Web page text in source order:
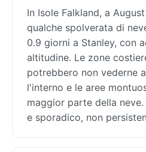
In Isole Falkland, a
qualche spolverata di
0.9 giorni a Stanley, con
altitudine. Le zone
potrebbero non vederne
l'interno e le aree
maggior parte della
e sporadico, non